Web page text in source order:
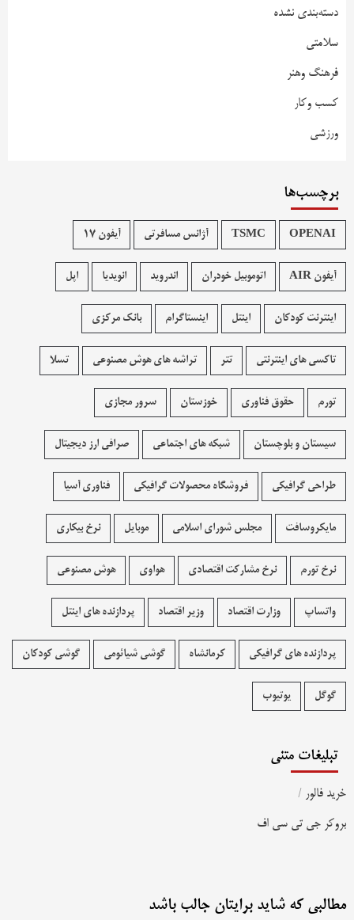
دسته‌بندی نشده
سلامتی
فرهنگ وهنر
کسب وکار
ورزشی
برچسب‌ها
OPENAI
TSMC آژانس مسافرتی آیفون 17
آیفون AIR اتوموبیل خودران اندروید انویدیا اپل
اینترنت کودکان اینتل اینستاگرام بانک مرکزی
تاکسی های اینترنتی تتر تراشه های هوش مصنوعی تسلا
تورم حقوق فناوری خوزستان سرور مجازی
سیستان و بلوچستان شبکه های اجتماعی صرافی ارز دیجیتال
طراحی گرافیکی فروشگاه محصولات گرافيکی فناوری آسیا
مایکروسافت مجلس شورای اسلامی موبایل نرخ بیکاری
نرخ تورم نرخ مشارکت اقتصادی هواوی هوش مصنوعی
واتساپ وزارت اقتصاد وزیر اقتصاد پردازنده های اینتل
پردازنده های گرافیکی کرمانشاه گوشی شیائومی گوشی کودکان
گوگل یوتیوب
تبلیغات متنی
خرید فالور /
بروکر جی تی سی اف
مطالبی که شاید برایتان جالب باشد